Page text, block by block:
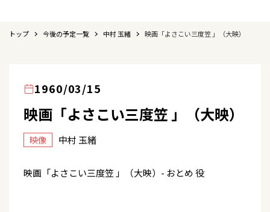
トップ 今後の予定一覧 中村 玉緒 映画「よさこい三度笠 」（大映）
1960/03/15
映画「よさこい三度笠 」（大映）
映像 中村 玉緒
映画「よさこい三度笠 」（大映）- おとめ 役